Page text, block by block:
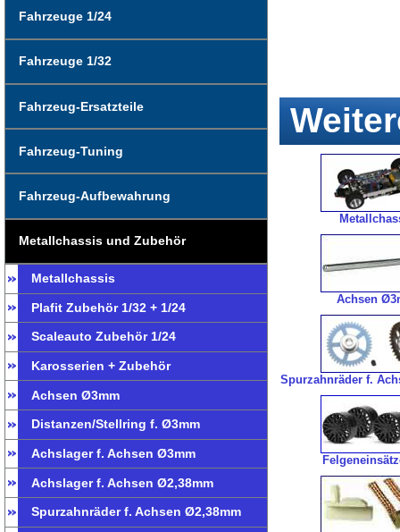
Fahrzeuge 1/24
Fahrzeuge 1/32
Fahrzeug-Ersatzteile
Fahrzeug-Tuning
Fahrzeug-Aufbewahrung
Metallchassis und Zubehör
Metallchassis
Plafit Zubehör 1/32 + 1/24
Scaleauto Zubehör 1/24
Karosserien + Zubehör
Achsen Ø3mm
Distanzen/Stellring f. Ø3mm
Achslager f. Achsen Ø3mm
Achslager f. Achsen Ø2,38mm
Spurzahnräder f. Achsen Ø2,38mm
Achsen
Spurzahnräder f.